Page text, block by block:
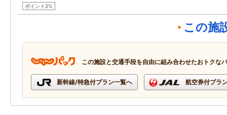
ポイント2%
この施
この施設と交通手段を自由に組み合わせたおトクな
新幹線/特急付プラン一覧へ 航空券付プラ